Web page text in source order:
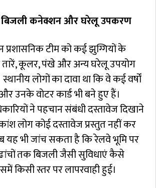
बिजली कनेक्शन और घरेलू उपकरण
प्रशासनिक टीम को कई झुग्गियों के
तारें, कूलर, पंखे और अन्य घरेलू उपयोग
लोगों का दावा था कि वे कई वर्षों
उनके वोटर कार्ड भी बने हुए हैं।
ने पहचान संबंधी दस्तावेज दिखाने
लोग कोई दस्तावेज प्रस्तुत नहीं कर
यह भी जांच सकता है कि रेलवे भूमि पर
तक बिजली जैसी सुविधाएं कैसे
किसी स्तर पर लापरवाही हुई।